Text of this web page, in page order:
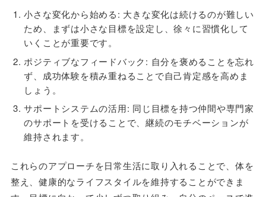
小さな変化から始める: 大きな変化は続けるのが難しい
ため、まずは小さな目標を設定し、徐々に習慣化して
いくことが重要です。
ポジティブなフィードバック: 自分を褒めることを忘れ
ず、成功体験を積み重ねることで自己肯定感を高めま
しょう。
サポートシステムの活用: 同じ目標を持つ仲間や専門家
のサポートを受けることで、継続のモチベーションが
維持されます。
これらのアプローチを日常生活に取り入れることで、体を
整え、健康的なライフスタイルを維持することができま